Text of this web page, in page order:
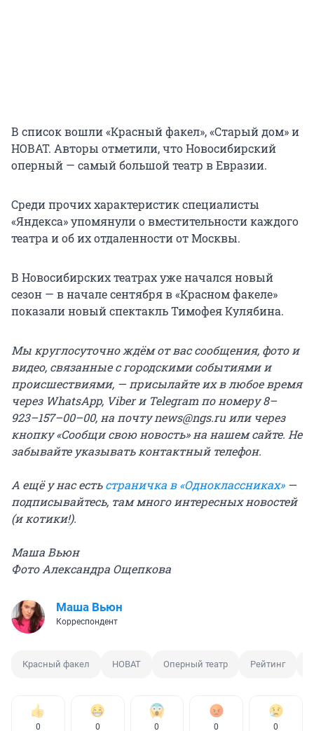
В список вошли «Красный факел», «Старый дом» и
НОВАТ. Авторы отметили, что Новосибирский
оперный — самый большой театр в Евразии.
Среди прочих характеристик специалисты
«Яндекса» упомянули о вместительности каждого
театра и об их отдаленности от Москвы.
В Новосибирских театрах уже начался новый
сезон — в начале сентября в «Красном факеле»
показали новый спектакль Тимофея Кулябина.
Мы круглосуточно ждём от вас сообщения, фото и
видео, связанные с городскими событиями и
происшествиями, — присылайте их в любое время
через WhatsApp, Viber и Telegram по номеру 8–
923–157–00–00, на почтуnews@ngs.ruили через
кнопку «Сообщи свою новость» на нашем сайте. Не
забывайте указывать контактный телефон.
А ещё у нас естьстраничка в «Одноклассниках»—
подписывайтесь, там много интересных новостей
(и котики!).
Маша Вьюн
Фото Александра Ощепкова
Маша Вьюн
Корреспондент
Красный факел НОВАТ Оперный театр Рейтинг
0 0 0 0 0